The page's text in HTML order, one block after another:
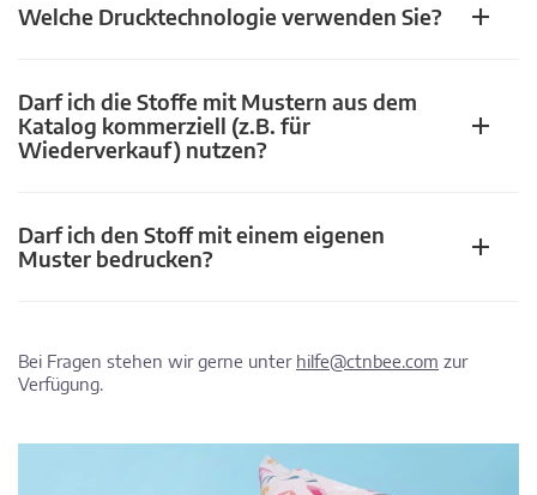
Welche Drucktechnologie verwenden Sie?
Darf ich die Stoffe mit Mustern aus dem
Katalog kommerziell (z.B. für
Wiederverkauf) nutzen?
Darf ich den Stoff mit einem eigenen
Muster bedrucken?
Bei Fragen stehen wir gerne unter hilfe@ctnbee.com zur
Verfügung.